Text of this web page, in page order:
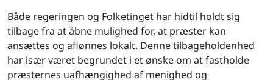
Både regeringen og Folketinget har hidtil holdt sig
tilbage fra at åbne mulighed for, at præster kan
ansættes og aflønnes lokalt. Denne tilbageholdenhed
har især været begrundet i et ønske om at fastholde
præsternes uafhængighed af menighed og